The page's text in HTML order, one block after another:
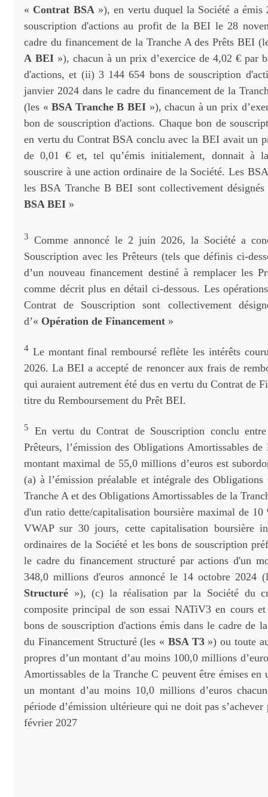
« Contrat BSA »), en vertu duquel la Société a émis
souscription d'actions au profit de la BEI le 28
cadre du financement de la Tranche A des Prêts BEI
A BEI »), chacun à un prix d’exercice de 4,02 € par
d'actions, et (ii) 3 144 654 bons de souscription
janvier 2024 dans le cadre du financement de la
(les «BSA Tranche B BEI »), chacun à un prix
bon de souscription d'actions. Chaque bon de
en vertu du Contrat BSA conclu avec la BEI avait un
de 0,01 € et, tel qu’émis initialement, donnait à
souscrire à une action ordinaire de la Société. Les
les BSA Tranche B BEI sont collectivement
BSA BEI »
3
Comme annoncé le 2 juin 2026, la Société a
Souscription avec les Prêteurs (tels que définis ci-
d’un nouveau financement destiné à remplacer les
comme décrit plus en détail ci-dessous. Les
Contrat de Souscription sont collectivement
d’« Opération de Financement »
4 Le montant final remboursé reflète les intérêts
2026. La BEI a accepté de renoncer aux frais de
qui auraient autrement été dus en vertu du Contrat de
titre du Remboursement du Prêt BEI.
5
En vertu du Contrat de Souscription conclu
Prêteurs, l’émission des Obligations Amortissables de
montant maximal de 55,0 millions d’euros est
(a) à l’émission préalable et intégrale des
Tranche A et des Obligations Amortissables de la
d'un ratio dette/capitalisation boursière maximal de 10
VWAP sur 30 jours, cette capitalisation boursière
ordinaires de la Société et les bons de souscription
le cadre du financement structuré par actions d'un
348,0 millions d'euros annoncé le 14 octobre 2024
Structuré »), (c) la réalisation par la Société du
composite principal de son essai NATiV3 en cours
bons de souscription d'actions émis dans le cadre de
du Financement Structuré (les « BSA T3») ou toute
propres d’un montant d’au moins 100,0 millions
Amortissables de la Tranche C peuvent être émises en
un montant d’au moins 10,0 millions d’euros
période d’émission ultérieure qui ne doit pas
février 2027